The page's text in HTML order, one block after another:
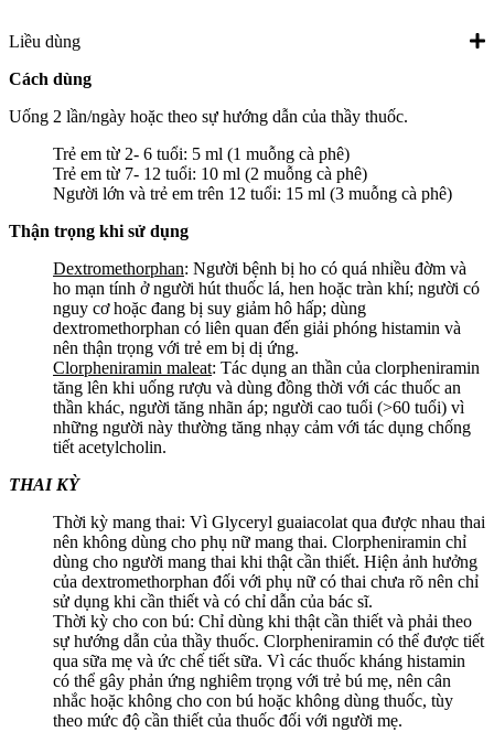
Liều dùng
Cách dùng
Uống 2 lần/ngày hoặc theo sự hướng dẫn của thầy thuốc.
Trẻ em từ 2- 6 tuổi: 5 ml (1 muỗng cà phê)
Trẻ em từ 7- 12 tuổi: 10 ml (2 muỗng cà phê)
Người lớn và trẻ em trên 12 tuổi: 15 ml (3 muỗng cà phê)
Thận trọng khi sử dụng
Dextromethorphan: Người bệnh bị ho có quá nhiều đờm và
ho mạn tính ở người hút thuốc lá, hen hoặc tràn khí; người có
nguy cơ hoặc đang bị suy giảm hô hấp; dùng
dextromethorphan có liên quan đến giải phóng histamin và
nên thận trọng với trẻ em bị dị ứng.
Clorpheniramin maleat: Tác dụng an thần của clorpheniramin
tăng lên khi uống rượu và dùng đồng thời với các thuốc an
thần khác, người tăng nhãn áp; người cao tuổi (>60 tuổi) vì
những người này thường tăng nhạy cảm với tác dụng chống
tiết acetylcholin.
THAI KỲ
Thời kỳ mang thai: Vì Glyceryl guaiacolat qua được nhau thai
nên không dùng cho phụ nữ mang thai. Clorpheniramin chỉ
dùng cho người mang thai khi thật cần thiết. Hiện ảnh hưởng
của dextromethorphan đối với phụ nữ có thai chưa rõ nên chỉ
sử dụng khi cần thiết và có chỉ dẫn của bác sĩ.
Thời kỳ cho con bú: Chỉ dùng khi thật cần thiết và phải theo
sự hướng dẫn của thầy thuốc. Clorpheniramin có thể được tiết
qua sữa mẹ và ức chế tiết sữa. Vì các thuốc kháng histamin
có thể gây phản ứng nghiêm trọng với trẻ bú mẹ, nên cân
nhắc hoặc không cho con bú hoặc không dùng thuốc, tùy
theo mức độ cần thiết của thuốc đối với người mẹ.